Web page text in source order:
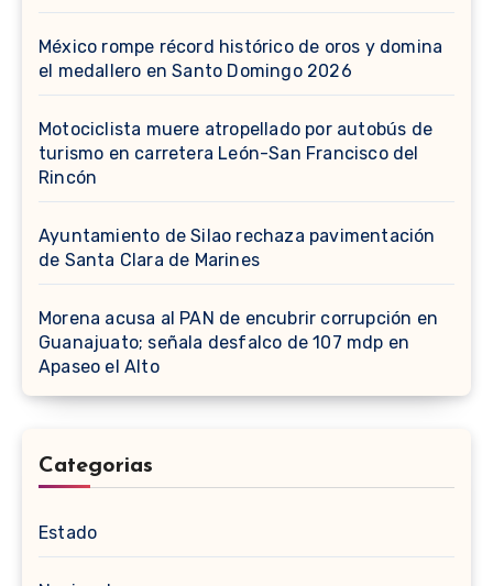
México rompe récord histórico de oros y domina
el medallero en Santo Domingo 2026
Motociclista muere atropellado por autobús de
turismo en carretera León-San Francisco del
Rincón
Ayuntamiento de Silao rechaza pavimentación
de Santa Clara de Marines
Morena acusa al PAN de encubrir corrupción en
Guanajuato; señala desfalco de 107 mdp en
Apaseo el Alto
Categorias
Estado